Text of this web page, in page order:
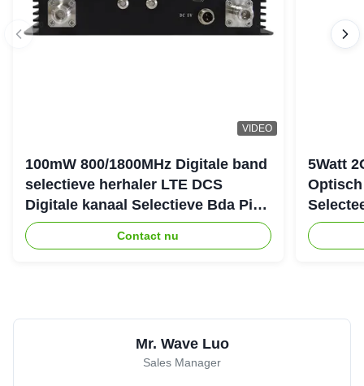
VIDEO
100mW 800/1800MHz Digitale band
selectieve herhaler LTE DCS
Digitale kanaal Selectieve Bda Pico
herhaler
Contact nu
5Watt
Mr. Wave Luo
Sales Manager